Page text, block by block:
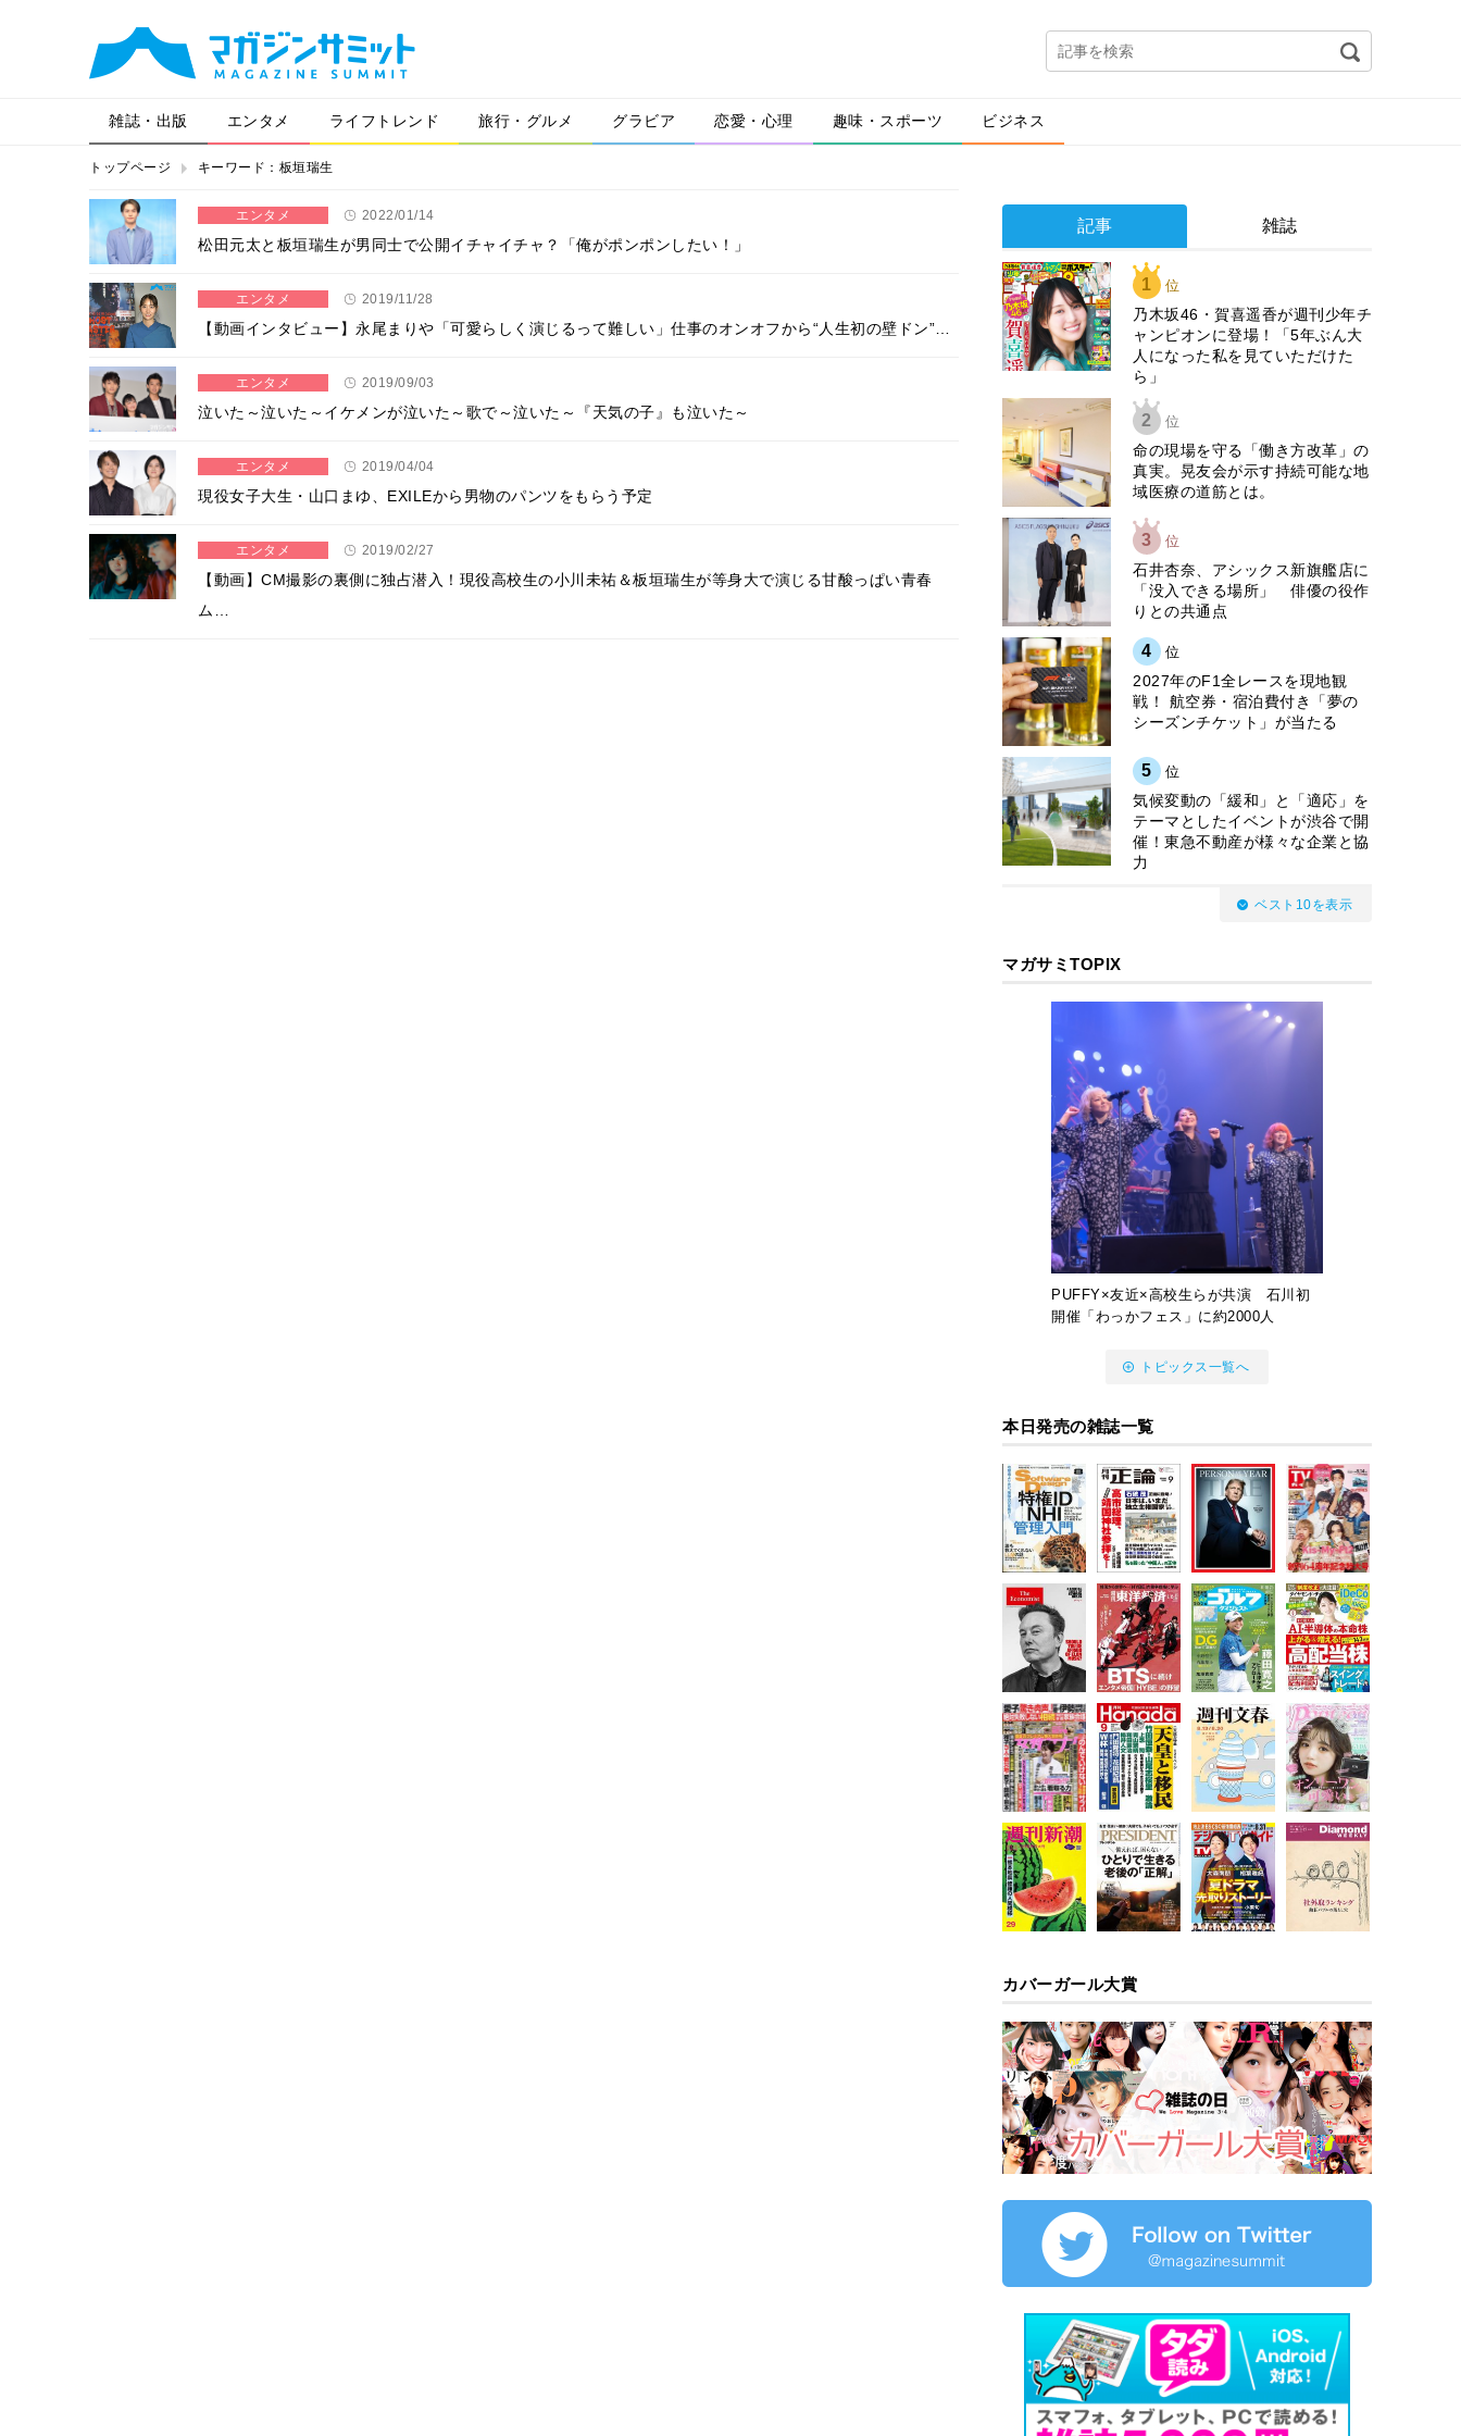
雑誌・出版 エンタメ ライフトレンド 旅行・グルメ グラビア 恋愛・心理 趣味・スポーツ ビジネス
トップページ キーワード：板垣瑞生
エンタメ 2022/01/14
松田元太と板垣瑞生が男同士で公開イチャイチャ？「俺がポンポンしたい！」
エンタメ 2019/11/28
【動画インタビュー】永尾まりや「可愛らしく演じるって難しい」仕事のオンオフから“人生初の壁ドン”…
エンタメ 2019/09/03
泣いた～泣いた～イケメンが泣いた～歌で～泣いた～『天気の子』も泣いた～
エンタメ 2019/04/04
現役女子大生・山口まゆ、EXILEから男物のパンツをもらう予定
エンタメ 2019/02/27
【動画】CM撮影の裏側に独占潜入！現役高校生の小川未祐＆板垣瑞生が等身大で演じる甘酸っぱい青春
ム…
記事 雑誌
1 位
乃木坂46・賀喜遥香が週刊少年チ
ャンピオンに登場！「5年ぶん大
人になった私を見ていただけた
ら」
2 位
​命の現場を守る「働き方改革」の
真実。晃友会が示す持続可能な地
域医療の道筋とは。
3 位
石井杏奈、アシックス新旗艦店に
「没入できる場所」 俳優の役作
りとの共通点
4 位
2027年のF1全レースを現地観
戦！ 航空券・宿泊費付き「夢の
シーズンチケット」が当たる
5 位
気候変動の「緩和」と「適応」を
テーマとしたイベントが渋谷で開
催！東急不動産が様々な企業と協
力
ベスト10を表示
マガサミTOPIX
PUFFY×友近×高校生らが共演 石川初
開催「わっかフェス」に約2000人
トピックス一覧へ
本日発売の雑誌一覧
カバーガール大賞